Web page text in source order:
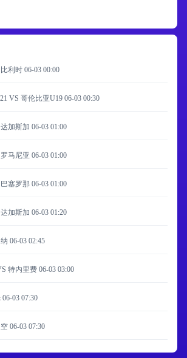
利时 06-03 00:00
VS 哥伦比亚U19 06-03 00:30
加斯加 06-03 01:00
马尼亚 06-03 01:00
塞罗那 06-03 01:00
加斯加 06-03 01:20
06-03 02:45
特内里费 06-03 03:00
06-03 07:30
06-03 07:30